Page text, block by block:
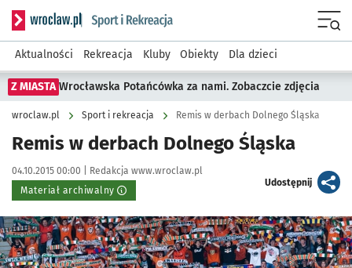
Serwis informacyjny wroclaw.pl podserwis: Sport i rekreacja
Aktualności Rekreacja Kluby Obiekty Dla dzieci
Z MIASTA Wrocławska Potańcówka za nami. Zobaczcie zdjęcia
wroclaw.pl Sport i rekreacja Remis w derbach Dolnego Śląska
Remis w derbach Dolnego Śląska
Data publikacji:
04.10.2015 00:00 | Autor:
Redakcja www.wroclaw.pl
Materiał archiwalny
Udostępnijartykuł
Kliknij, aby powiększyć